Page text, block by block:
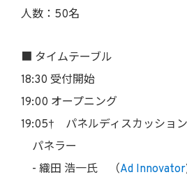
人数：50名
■ タイムテーブル
18:30 受付開始
19:00 オープニング
19:05† パネルディスカッショ
パネラー
- 織田 浩一氏 （Ad Innovator